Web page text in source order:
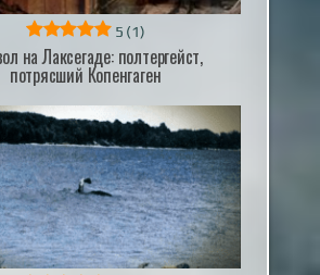
5 (1)
на Лаксегаде: полтергейст,
потрясший Копенгаген